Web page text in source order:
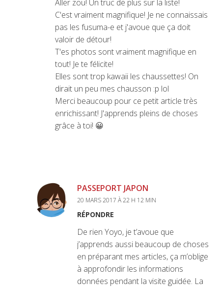
Aller zou! Un truc de plus sur la liste!
C'est vraiment magnifique! Je ne connaissais
pas les fusuma-e et j'avoue que ça doit
valoir de détour!
T'es photos sont vraiment magnifique en
tout! Je te félicite!
Elles sont trop kawaii les chaussettes! On
dirait un peu mes chausson :p lol
Merci beaucoup pour ce petit article très
enrichissant! J'apprends pleins de choses
grâce à toi! 😀
PASSEPORT JAPON
20 MARS 2017 À 22 H 12 MIN
RÉPONDRE
De rien Yoyo, je t’avoue que
j’apprends aussi beaucoup de choses
en préparant mes articles, ça m’oblige
à approfondir les informations
données pendant la visite guidée. La